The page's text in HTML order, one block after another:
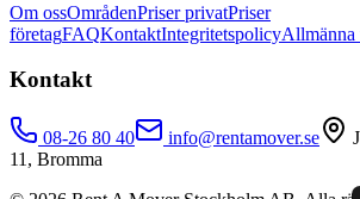
Om ossOmrådenPriser privatPriser
företagFAQKontaktIntegritetspolicy
Kontakt
08-26 80 40 info@rentamover.se
11, Bromma